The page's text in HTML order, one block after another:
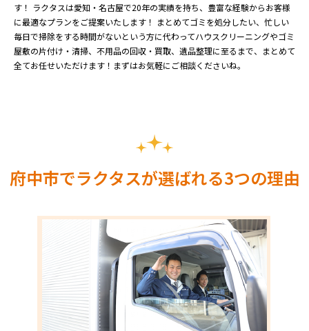
す！ ラクタスは愛知・名古屋で20年の実績を持ち、豊富な経験からお客様
に最適なプランをご提案いたします！ まとめてゴミを処分したい、忙しい
毎日で掃除をする時間がないという方に代わってハウスクリーニングやゴミ
屋敷の片付け・清掃、不用品の回収・買取、遺品整理に至るまで、まとめて
全てお任せいただけます！まずはお気軽にご相談くださいね。
府中市でラクタスが選ばれる3つの理由